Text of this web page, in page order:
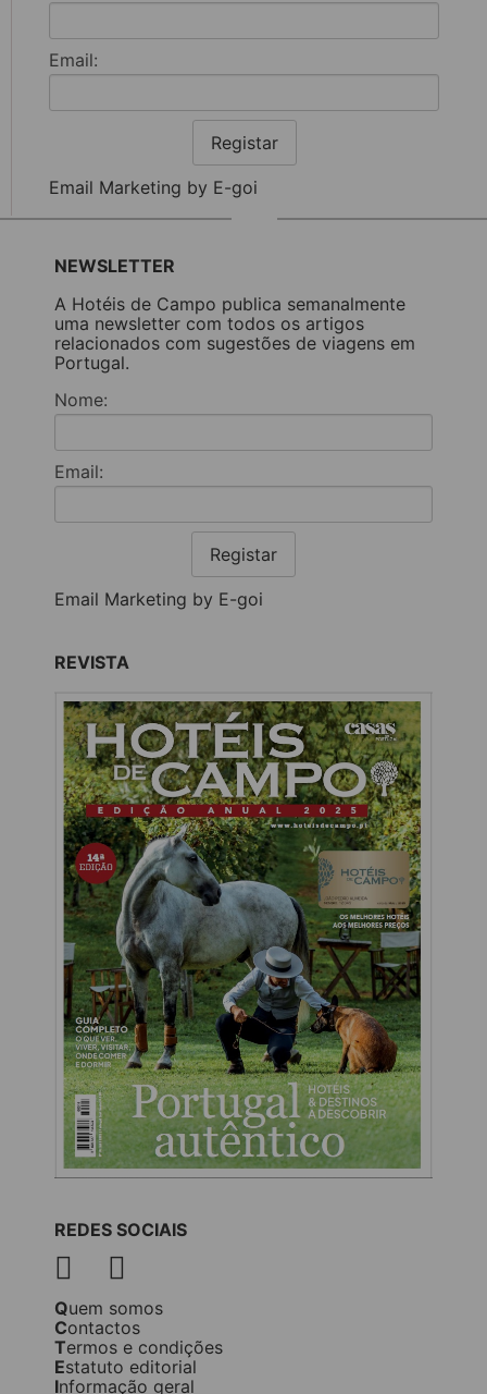
Email:
Registar
Email Marketing by E-goi
NEWSLETTER
A Hotéis de Campo publica semanalmente
uma newsletter com todos os artigos
relacionados com sugestões de viagens em
Portugal.
Nome:
Email:
Registar
Email Marketing by E-goi
REVISTA
REDES SOCIAIS
Quem somos
Contactos
Termos e condições
Estatuto editorial
Informação geral